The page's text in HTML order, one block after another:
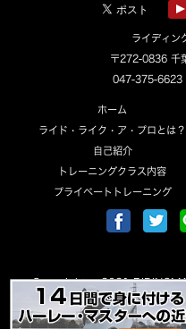
ライディン
〒272-0836 千
047-375-6623
ホーム
ライド・ライク・ア・プロとは？
自己紹介
トレーニングクラス内容
プライベートトレーニング
Copyright © 2021